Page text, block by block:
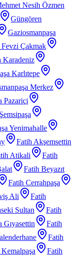
Nesih Özmen
Güngören
Gaziosmanpaşa
Fevzi Çakmak
Karadeniz
Karlıtepe
Merkez
Pazariçi
Yenimahalle
Fatih Akşemsettin
Atikali
Fatih
Fatih Beyazıt
Fatih Cerrahpaşa
Ali
Fatih
Sultan
Fatih
Gıyasettin
Fatih
Fatih
Fatih